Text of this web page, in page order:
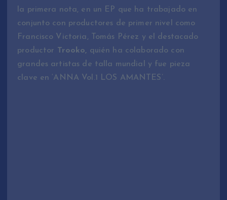
la primera nota, en un EP que ha trabajado en
conjunto con productores de primer nivel como
Francisco Victoria, Tomás Pérez y el destacado
productor Trooko, quién ha colaborado con
grandes artistas de talla mundial y fue pieza
clave en ‘ANNA Vol.1 LOS AMANTES’.